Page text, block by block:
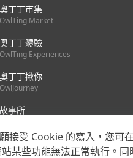
奧丁丁市集
OwlTing Market
奧丁丁體驗
OwlTing Experiences
奧丁丁揪你
OwlJourney
故事所
接受 Cookie 的寫入，您可
某些功能無法正常執行。同